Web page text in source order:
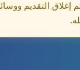
إغلاق التقديم